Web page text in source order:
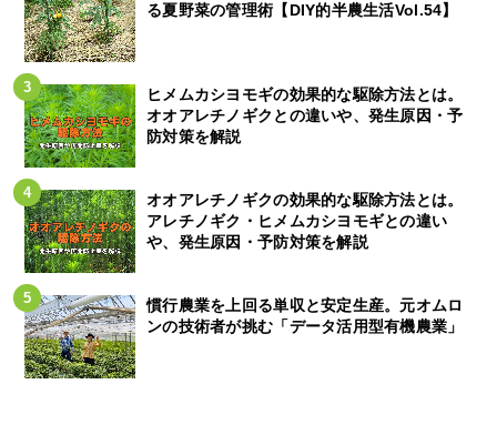
る夏野菜の管理術【DIY的半農生活Vol.54】
ヒメムカシヨモギの効果的な駆除方法とは。
オオアレチノギクとの違いや、発生原因・予
防対策を解説
オオアレチノギクの効果的な駆除方法とは。
アレチノギク・ヒメムカシヨモギとの違い
や、発生原因・予防対策を解説
慣行農業を上回る単収と安定生産。元オムロ
ンの技術者が挑む「データ活用型有機農業」